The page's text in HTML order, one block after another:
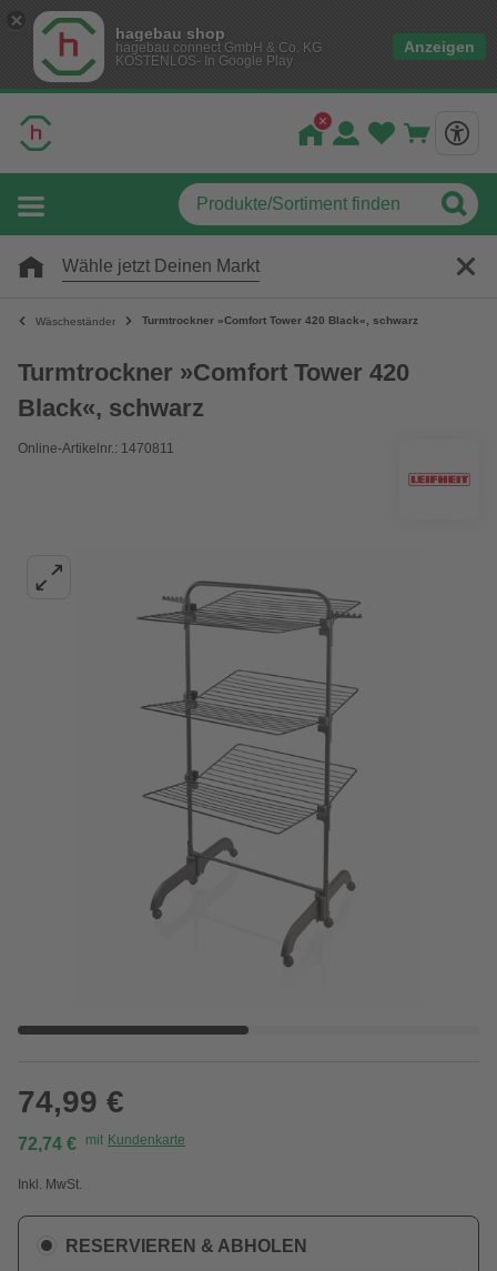
hagebau shop
hagebau connect GmbH & Co. KG
KOSTENLOS- In Google Play
Anzeigen
Wähle jetzt Deinen Markt
Wäscheständer Turmtrockner »Comfort Tower 420 Black«, schwarz
Turmtrockner »Comfort Tower 420
Black«, schwarz
Online-Artikelnr.: 1470811
74,99 €
72,74 € mit Kundenkarte
Inkl. MwSt.
RESERVIEREN & ABHOLEN